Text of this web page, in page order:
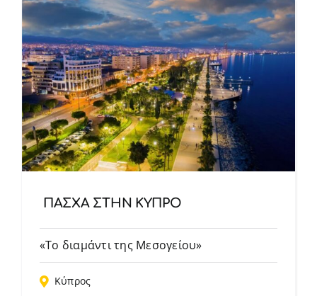
ΠΑΣΧΑ ΣΤΗΝ ΚΥΠΡΟ
«Το διαμάντι της Μεσογείου»
Κύπρος